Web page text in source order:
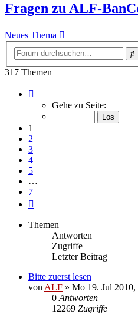
Fragen zu ALF-
Neues Thema
317 Themen
von
Gehe zu Seite:
1
2
3
4
5
…
7
Themen
Antworten
Zugriffe
Letzter Beitrag
Bitte zuerst lesen
von ALF » Mo 19. Jul 2010,
0 Antworten
12269 Zugriffe